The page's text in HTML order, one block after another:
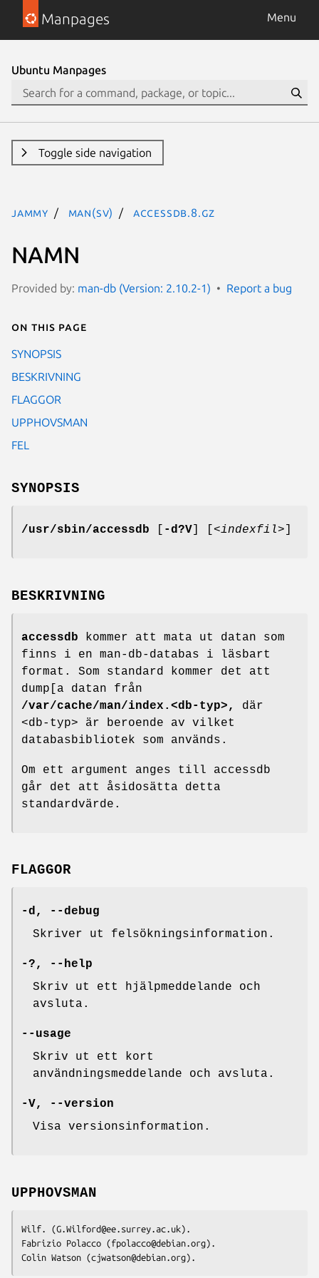
Manpages Menu
Ubuntu Manpages
Toggle side navigation
jammy man(sv) accessdb.8.gz
NAMN
Provided by: man-db (Version: 2.10.2-1) Report a bug
On this page
SYNOPSIS
BESKRIVNING
FLAGGOR
UPPHOVSMAN
FEL
SYNOPSIS
/usr/sbin/accessdb -d?V <indexfil>
BESKRIVNING
accessdb kommer att mata ut datan som
finns i en man-db-databas i läsbart
format. Som standard kommer det att
dump[a datan från
/var/cache/man/index.<db-typ>,
där
<db-typ> är beroende av vilket
databasbibliotek som används.
Om ett argument anges till accessdb
går det att åsidosätta detta
standardvärde.
FLAGGOR
-d,
--debug
Skriver ut felsökningsinformation.
-?,
--help
Skriv ut ett hjälpmeddelande och
avsluta.
--usage
Skriv ut ett kort
användningsmeddelande och avsluta.
-V,
--version
Visa versionsinformation.
UPPHOVSMAN
Wilf. (G.Wilford@ee.surrey.ac.uk).
Fabrizio Polacco (fpolacco@debian.org).
Colin Watson (cjwatson@debian.org).